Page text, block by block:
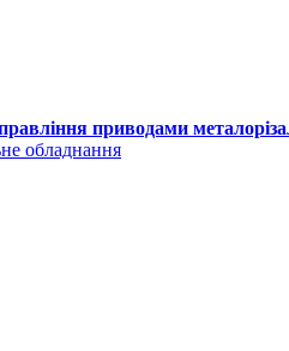
приводами
обладнання